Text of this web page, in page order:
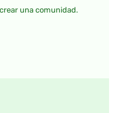
una comunidad.